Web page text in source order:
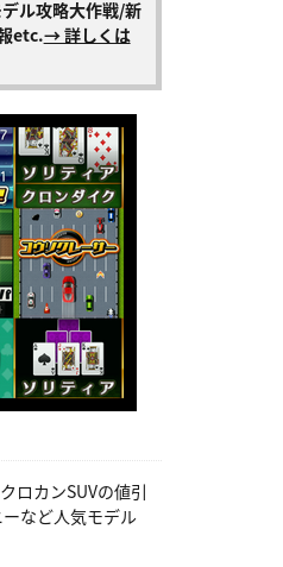
ル攻略大作戦/新
etc.→ 詳しくは
ロカンSUVの値引
など人気モデル